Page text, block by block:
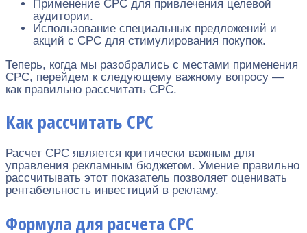
Применение CPC для привлечения целевой
аудитории.
Использование специальных предложений и
акций с CPC для стимулирования покупок.
Теперь, когда мы разобрались с местами применения
CPC, перейдем к следующему важному вопросу —
как правильно рассчитать CPC.
Как рассчитать CPC
Расчет CPC является критически важным для
управления рекламным бюджетом. Умение правильно
рассчитывать этот показатель позволяет оценивать
рентабельность инвестиций в рекламу.
Формула для расчета CPC